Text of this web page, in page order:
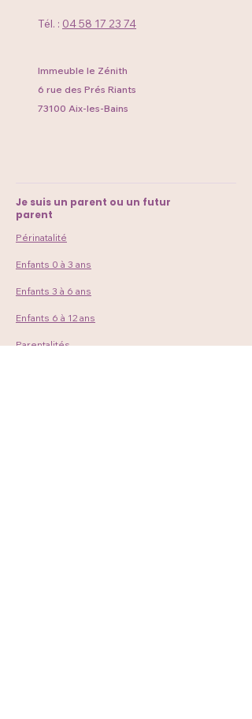
Tél. : 04 58 17 23 74
Immeuble le Zénith
6 rue des Prés Riants
73100 Aix-les-Bains
Je suis un parent ou un futur
parent
Périnatalité
Enfants 0 à 3 ans
Enfants 3 à 6 ans
Enfants 6 à 12 ans
Parentalités